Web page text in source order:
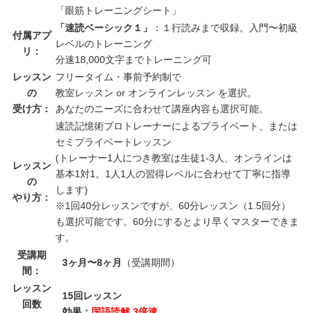
「眼筋トレーニングシート」
付属アプ
リ：
「速読ベーシック１」
：１行読みまで収録。入門〜初級
レベルのトレーニング
分速18,000文字までトレーニング可
レッスン
の
受け方：
フリータイム・事前予約制で
教室レッスン or オンラインレッスン を選択。
あなたのニーズに合わせて講座内容も選択可能。
レッスン
の
やり方：
速読記憶術プロトレーナーによるプライベート、または
セミプライベートレッスン
(トレーナー1人につき教室は生徒1-3人、オンラインは
基本1対1。1人1人の習得レベルに合わせて丁寧に指導
します)
※1回40分レッスンですが、60分レッスン（1.5回分）
も選択可能です。60分にするとより早くマスターできま
す。
受講期
間：
3ヶ月〜8ヶ月 （受講期間）
レッスン
回数
15回レッスン